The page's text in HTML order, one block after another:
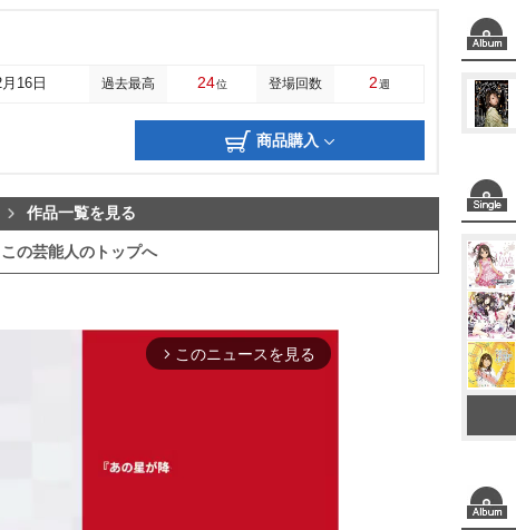
16日 過去最高 24位 登場回数 2週
商品購入
作品一覧を見る
この芸能人のトップへ
arrow_forward_ios このニュースを見る